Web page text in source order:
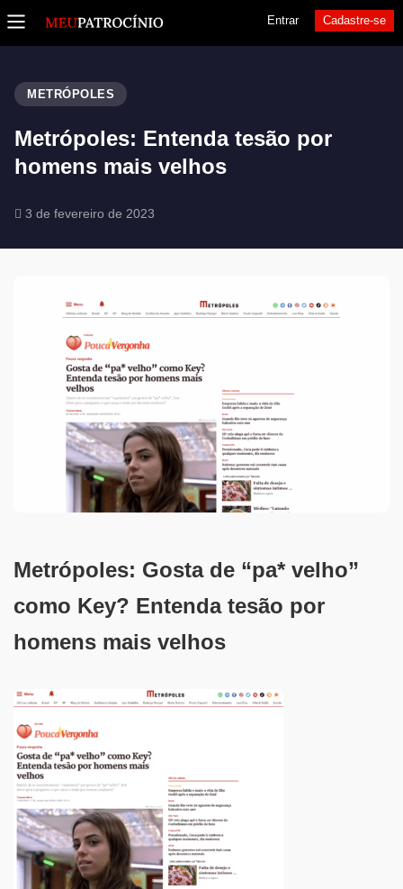
Entrar Cadastre-se
METRÓPOLES
Metrópoles: Entenda tesão por
homens mais velhos
3 de fevereiro de 2023
Metrópoles: Gosta de “pa* velho”
como Key? Entenda tesão por
homens mais velhos